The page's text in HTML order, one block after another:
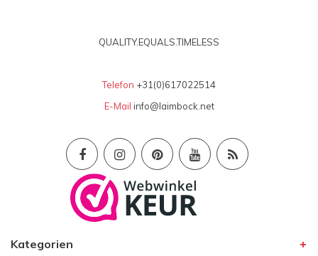
QUALITY.EQUALS.TIMELESS
Telefon +31(0)617022514
E-Mail info@laimbock.net
Kategorien